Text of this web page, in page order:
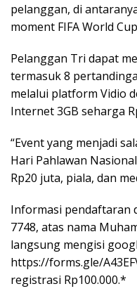
pelanggan, di
moment FIFA World
Pelanggan Tri dapat
termasuk 8
melalui platform Vidio
Internet 3GB seharga
“Event yang menjadi
Hari Pahlawan
Rp20 juta, piala, dan
Informasi pendaftaran
7748, atas nama
langsung mengisi
https://forms.gle/
registrasi Rp100.000.*